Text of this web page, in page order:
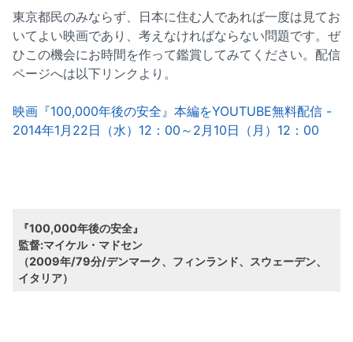
東京都民のみならず、日本に住む人であれば一度は見てお
いてよい映画であり、考えなければならない問題です。ぜ
ひこの機会にお時間を作って鑑賞してみてください。配信
ページへは以下リンクより。
映画『100,000年後の安全』本編をYOUTUBE無料配信 -
2014年1月22日（水）12：00～2月10日（月）12：00
『100,000年後の安全』
監督:マイケル・マドセン
（2009年/79分/デンマーク、フィンランド、スウェーデン、
イタリア）